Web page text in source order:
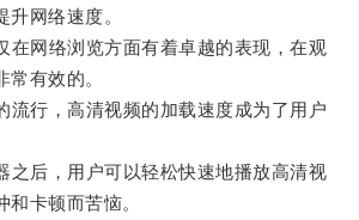
网络速度。
网络浏览方面有着卓越的表现，在观
有效的。
行，高清视频的加载速度成为了用户
后，用户可以轻松快速地播放高清视
卡顿而苦恼。